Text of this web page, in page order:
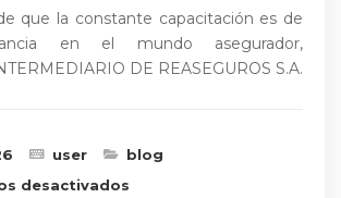
que la constante capacitación es de
en el mundo asegurador,
DE REASEGUROS S.A.
user
blog
desactivados